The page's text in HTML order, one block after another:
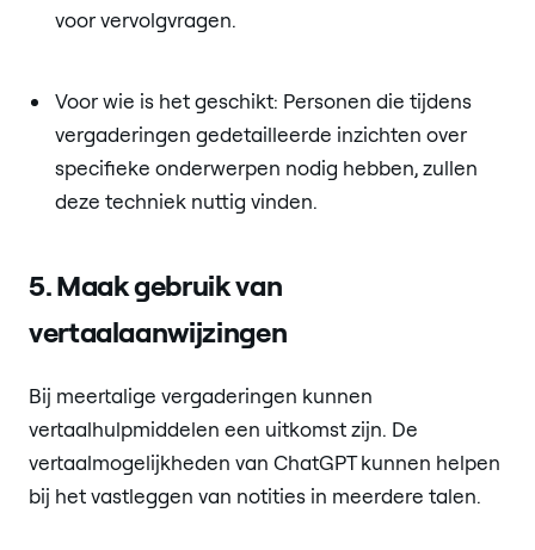
voor vervolgvragen.
Voor wie is het geschikt: Personen die tijdens
vergaderingen gedetailleerde inzichten over
specifieke onderwerpen nodig hebben, zullen
deze techniek nuttig vinden.
5. Maak gebruik van
vertaalaanwijzingen
Bij meertalige vergaderingen kunnen
vertaalhulpmiddelen een uitkomst zijn. De
vertaalmogelijkheden van ChatGPT kunnen helpen
bij het vastleggen van notities in meerdere talen.